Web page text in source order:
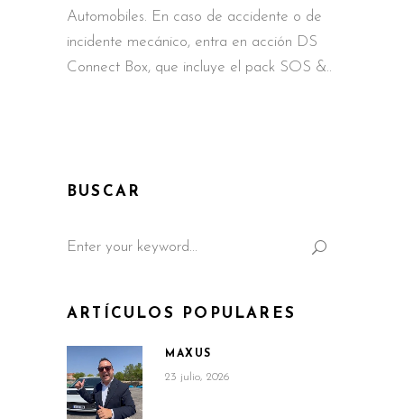
Automobiles. En caso de accidente o de
incidente mecánico, entra en acción DS
Connect Box, que incluye el pack SOS &
BUSCAR
for:
ARTÍCULOS POPULARES
MAXUS
23 julio, 2026